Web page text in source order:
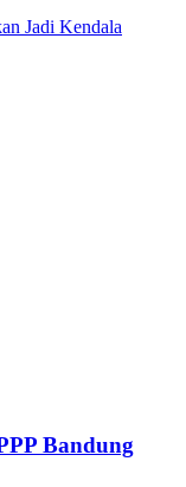
Jadi Kendala
Bandung